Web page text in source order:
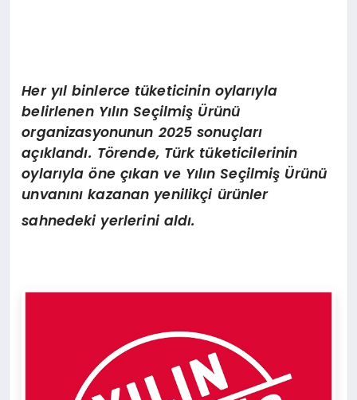
Her yıl binlerce tüketicinin oylarıyla
belirlenen Yılın Seçilmiş Ürünü
organizasyonunun 2025 sonuçları
açıklandı. Törende, Türk tüketicilerinin
oylarıyla öne çıkan ve Yılın Seçilmiş Ürünü
unvanını kazanan yenilikçi ürünler
sahnedeki yerlerini aldı.